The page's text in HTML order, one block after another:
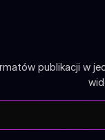
publikacji w